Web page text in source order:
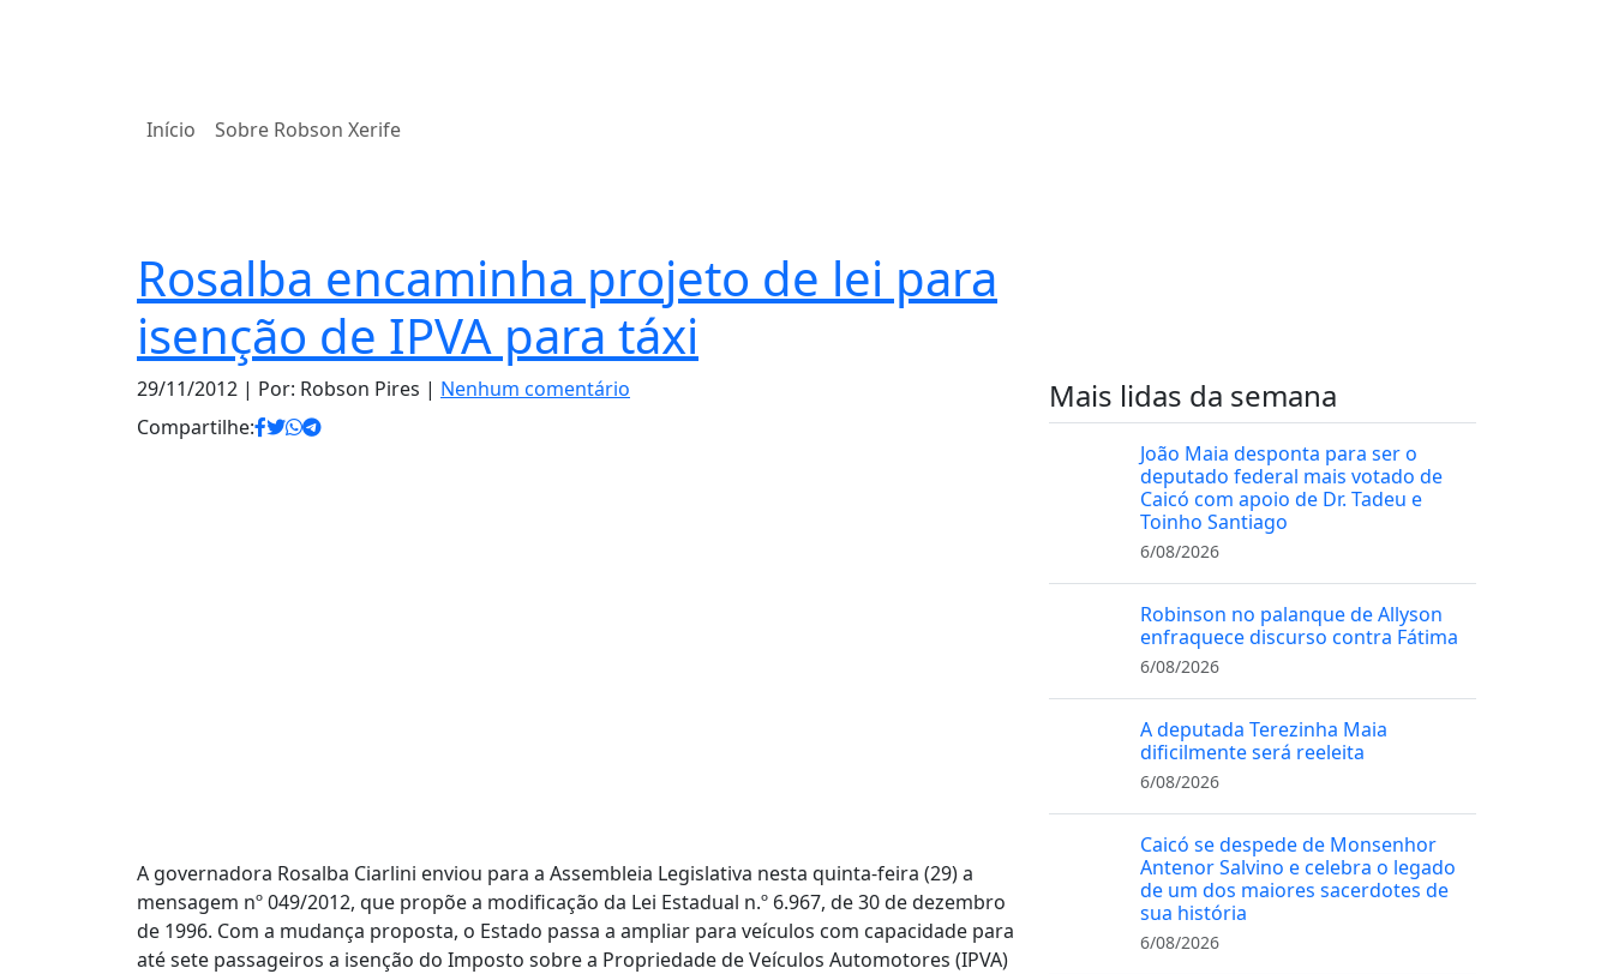
Início Sobre Robson Xerife
Rosalba encaminha projeto de lei para
isenção de IPVA para táxi
29/11/2012 | Por: Robson Pires | Nenhum comentário
Compartilhe:
A governadora Rosalba Ciarlini enviou para a Assembleia Legislativa nesta quinta-feira (29) a
mensagem nº 049/2012, que propõe a modificação da Lei Estadual n.º 6.967, de 30 de dezembro
de 1996. Com a mudança proposta, o Estado passa a ampliar para veículos com capacidade para
até sete passageiros a isenção do Imposto sobre a Propriedade de Veículos Automotores (IPVA)
Mais lidas da semana
João Maia desponta para ser o
deputado federal mais votado de
Caicó com apoio de Dr. Tadeu e
Toinho Santiago
6/08/2026
Robinson no palanque de Allyson
enfraquece discurso contra Fátima
6/08/2026
A deputada Terezinha Maia
dificilmente será reeleita
6/08/2026
Caicó se despede de Monsenhor
Antenor Salvino e celebra o legado
de um dos maiores sacerdotes de
sua história
6/08/2026